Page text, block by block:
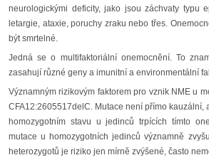
neurologickými deficity, jako jsou záchvaty typu
letargie, ataxie, poruchy zraku nebo třes.
být smrtelné.
Jedná se o multifaktoriální onemocnění. To
zasahují různé geny a imunitní a environmentální
Významným rizikovým faktorem pro vznik NME u
CFA12:2605517delC. Mutace není přímo kauzální,
homozygotním stavu u jedinců trpících tímto
mutace u homozygotních jedinců významně
heterozygotů je riziko jen mírně zvýšené, často